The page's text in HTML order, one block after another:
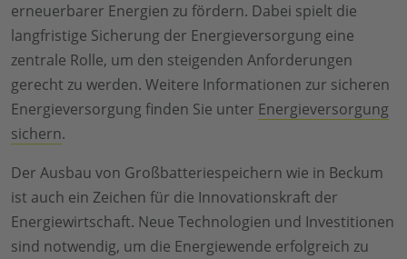
erneuerbarer Energien zu fördern. Dabei spielt die
langfristige Sicherung der Energieversorgung eine
zentrale Rolle, um den steigenden Anforderungen
gerecht zu werden. Weitere Informationen zur sicheren
Energieversorgung finden Sie unter Energieversorgung
sichern.
Der Ausbau von Großbatteriespeichern wie in Beckum
ist auch ein Zeichen für die Innovationskraft der
Energiewirtschaft. Neue Technologien und Investitionen
sind notwendig, um die Energiewende erfolgreich zu